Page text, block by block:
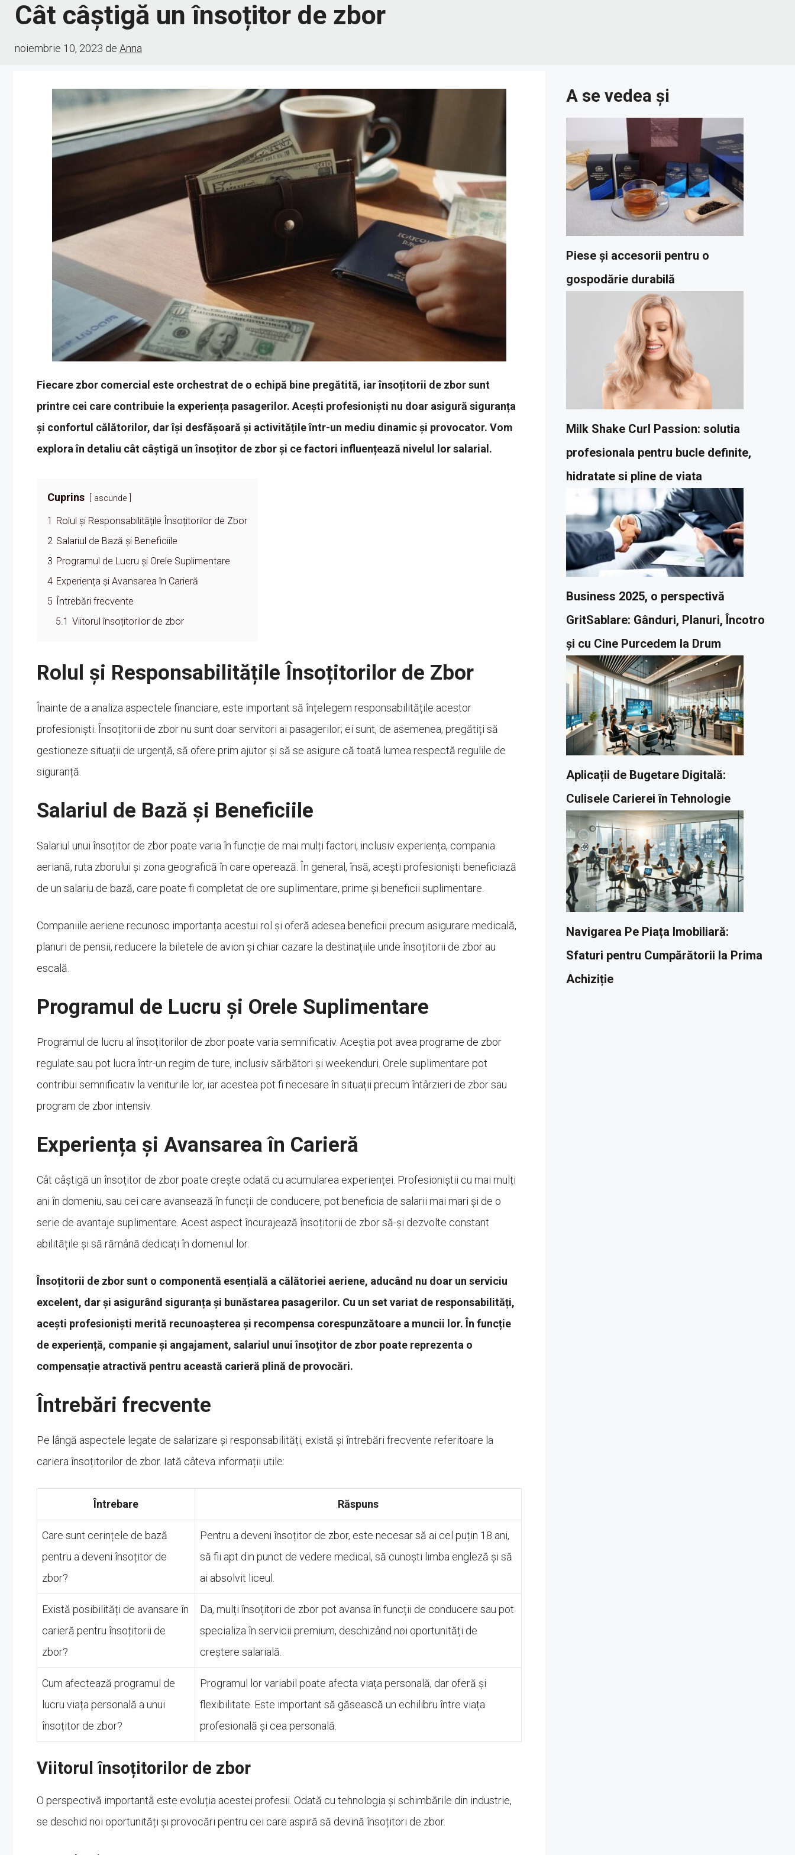
Cât câștigă un însoțitor de zbor
noiembrie 10, 2023 de Anna
Fiecare zbor comercial este orchestrat de o echipă bine pregătită, iar însoțitorii de zbor sunt
printre cei care contribuie la experiența pasagerilor. Acești profesioniști nu doar asigură siguranța
și confortul călătorilor, dar își desfășoară și activitățile într-un mediu dinamic și provocator. Vom
explora în detaliu cât câștigă un însoțitor de zbor și ce factori influențează nivelul lor salarial.
Cuprins ascunde
1 Rolul și Responsabilitățile Însoțitorilor de Zbor
2 Salariul de Bază și Beneficiile
3 Programul de Lucru și Orele Suplimentare
4 Experiența și Avansarea în Carieră
5 Întrebări frecvente
5.1 Viitorul însoțitorilor de zbor
Rolul și Responsabilitățile Însoțitorilor de Zbor
Înainte de a analiza aspectele financiare, este important să înțelegem responsabilitățile acestor
profesioniști. Însoțitorii de zbor nu sunt doar servitori ai pasagerilor; ei sunt, de asemenea, pregătiți să
gestioneze situații de urgență, să ofere prim ajutor și să se asigure că toată lumea respectă regulile de
siguranță.
Salariul de Bază și Beneficiile
Salariul unui însoțitor de zbor poate varia în funcție de mai mulți factori, inclusiv experiența, compania
aeriană, ruta zborului și zona geografică în care operează. În general, însă, acești profesioniști beneficiază
de un salariu de bază, care poate fi completat de ore suplimentare, prime și beneficii suplimentare.
Companiile aeriene recunosc importanța acestui rol și oferă adesea beneficii precum asigurare medicală,
planuri de pensii, reducere la biletele de avion și chiar cazare la destinațiile unde însoțitorii de zbor au
escală.
Programul de Lucru și Orele Suplimentare
Programul de lucru al însoțitorilor de zbor poate varia semnificativ. Aceștia pot avea programe de zbor
regulate sau pot lucra într-un regim de ture, inclusiv sărbători și weekenduri. Orele suplimentare pot
contribui semnificativ la veniturile lor, iar acestea pot fi necesare în situații precum întârzieri de zbor sau
program de zbor intensiv.
Experiența și Avansarea în Carieră
Cât câștigă un însoțitor de zbor poate crește odată cu acumularea experienței. Profesioniștii cu mai mulți
ani în domeniu, sau cei care avansează în funcții de conducere, pot beneficia de salarii mai mari și de o
serie de avantaje suplimentare. Acest aspect încurajează însoțitorii de zbor să-și dezvolte constant
abilitățile și să rămână dedicați în domeniul lor.
Însoțitorii de zbor sunt o componentă esențială a călătoriei aeriene, aducând nu doar un serviciu
excelent, dar și asigurând siguranța și bunăstarea pasagerilor. Cu un set variat de responsabilități,
acești profesioniști merită recunoașterea și recompensa corespunzătoare a muncii lor. În funcție
de experiență, companie și angajament, salariul unui însoțitor de zbor poate reprezenta o
compensație atractivă pentru această carieră plină de provocări.
Întrebări frecvente
Pe lângă aspectele legate de salarizare și responsabilități, există și întrebări frecvente referitoare la
cariera însoțitorilor de zbor. Iată câteva informații utile:
Întrebare Răspuns
Care sunt cerințele de bază
pentru a deveni însoțitor de
zbor?
Pentru a deveni însoțitor de zbor, este necesar să ai cel puțin 18 ani,
să fii apt din punct de vedere medical, să cunoști limba engleză și să
ai absolvit liceul.
Există posibilități de avansare în
carieră pentru însoțitorii de
zbor?
Da, mulți însoțitori de zbor pot avansa în funcții de conducere sau pot
specializa în servicii premium, deschizând noi oportunități de
creștere salarială.
Cum afectează programul de
lucru viața personală a unui
însoțitor de zbor?
Programul lor variabil poate afecta viața personală, dar oferă și
flexibilitate. Este important să găsească un echilibru între viața
profesională și cea personală.
Viitorul însoțitorilor de zbor
O perspectivă importantă este evoluția acestei profesii. Odată cu tehnologia și schimbările din industrie,
se deschid noi oportunități și provocări pentru cei care aspiră să devină însoțitori de zbor.
A se vedea și
Piese și accesorii pentru o
gospodărie durabilă
Milk Shake Curl Passion: solutia
profesionala pentru bucle definite,
hidratate si pline de viata
Business 2025, o perspectivă
GritSablare: Gânduri, Planuri, Încotro
și cu Cine Purcedem la Drum
Aplicații de Bugetare Digitală:
Culisele Carierei în Tehnologie
Navigarea Pe Piața Imobiliară:
Sfaturi pentru Cumpărătorii la Prima
Achiziție